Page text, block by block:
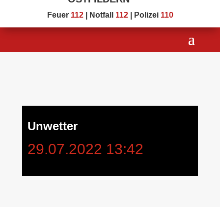
Feuer 112| Notfall 112| Polizei 110
Unwetter
29.07.2022 13:42